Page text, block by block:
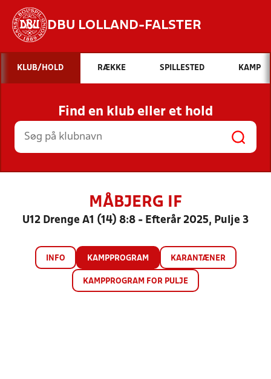
DBU LOLLAND-FALSTER
Hvad vil du søge efter?
INDHOLD OG NYHEDER
STILLINGER, RESULTATER, KLUBBER OG
HOLD
KLUB/HOLD RÆKKE SPILLESTED KAMP
Find en klub eller et hold
MÅBJERG IF
U12 Drenge A1 (14) 8:8 - Efterår 2025, Pulje 3
INFO KAMPPROGRAM KARANTÆNER
KAMPPROGRAM FOR PULJE